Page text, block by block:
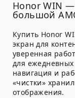
Honor WIN
большой
Купить Honor
экран для
уверенная
для
навигация и
«чистки»
отображения.